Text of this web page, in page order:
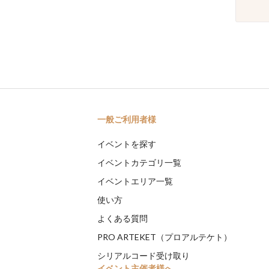
一般ご利用者様
イベントを探す
イベントカテゴリ一覧
イベントエリア一覧
使い方
よくある質問
PRO ARTEKET（プロアルテケト）
シリアルコード受け取り